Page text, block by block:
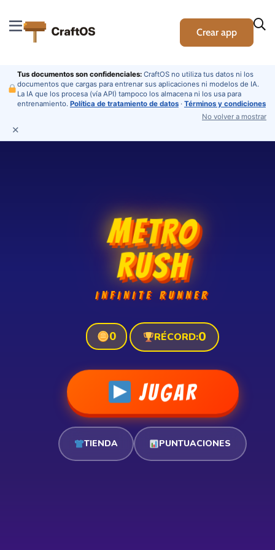
Crear app
Tus documentos son confidenciales:CraftOS no utiliza tus datos ni los
documentos que cargas para entrenar sus aplicaciones ni modelos de IA.
La IA que los procesa (vía API) tampoco los almacena ni los usa para
entrenamiento. Política de tratamiento de datos· Términos y condiciones
No volver a mostrar
✕
0
METRO
RUSH
INFINITE RUNNER
0 RÉCORD:0
JUGAR
TIENDA PUNTUACIONES